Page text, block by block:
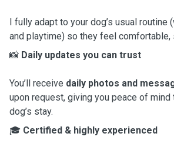
I fully adapt to your dog’s usual routine
and playtime) so they feel comfortable,
📸 Daily updates you can trust
You’ll receive daily photos and
upon request, giving you peace of mind
dog’s stay.
🎓 Certified & highly experienced